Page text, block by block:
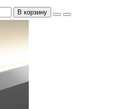
В корзину